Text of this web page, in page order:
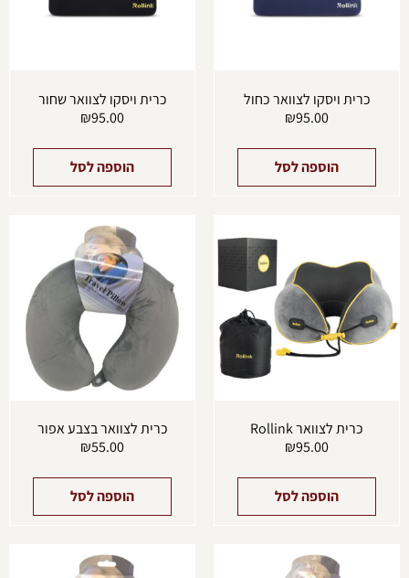
כרית ויסקו לצוואר כחול
₪95.00
הוספה לסל
כרית ויסקו לצוואר שחור
₪95.00
הוספה לסל
כרית לצוואר Rollink
₪95.00
הוספה לסל
כרית לצוואר בצבע אפור
₪55.00
הוספה לסל